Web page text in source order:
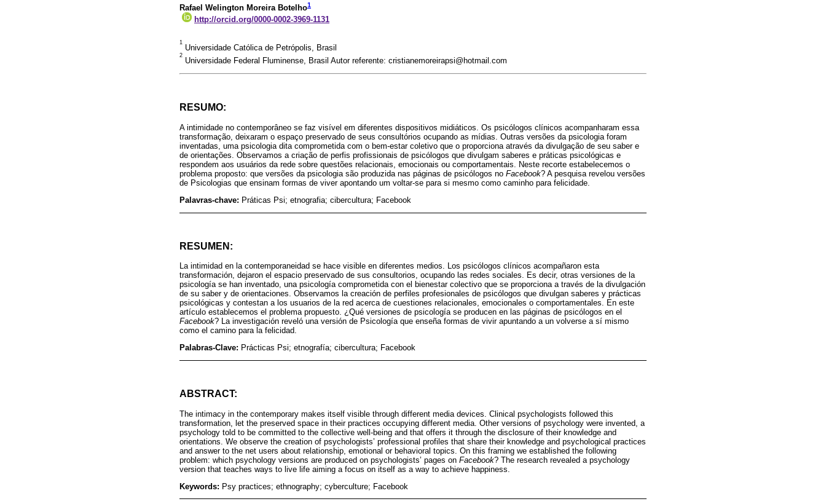
Rafael Welington Moreira Botelho1
http://orcid.org/0000-0002-3969-1131
1
Universidade Católica de Petrópolis, Brasil
2
Universidade Federal Fluminense, Brasil Autor referente: cristianemoreirapsi@hotmail.com
RESUMO:
A intimidade no contemporâneo se faz visível em diferentes dispositivos midiáticos. Os psicólogos clínicos acompanharam essa
transformação, deixaram o espaço preservado de seus consultórios ocupando as mídias. Outras versões da psicologia foram
inventadas, uma psicologia dita comprometida com o bem-estar coletivo que o proporciona através da divulgação de seu saber e
de orientações. Observamos a criação de perfis profissionais de psicólogos que divulgam saberes e práticas psicológicas e
respondem aos usuários da rede sobre questões relacionais, emocionais ou comportamentais. Neste recorte estabelecemos o
problema proposto: que versões da psicologia são produzida nas páginas de psicólogos no Facebook? A pesquisa revelou versões
de Psicologias que ensinam formas de viver apontando um voltar-se para si mesmo como caminho para felicidade.
Palavras-chave: Práticas Psi; etnografia; cibercultura; Facebook
RESUMEN:
La intimidad en la contemporaneidad se hace visible en diferentes medios. Los psicólogos clínicos acompañaron esta
transformación, dejaron el espacio preservado de sus consultorios, ocupando las redes sociales. Es decir, otras versiones de la
psicología se han inventado, una psicología comprometida con el bienestar colectivo que se proporciona a través de la divulgación
de su saber y de orientaciones. Observamos la creación de perfiles profesionales de psicólogos que divulgan saberes y prácticas
psicológicas y contestan a los usuarios de la red acerca de cuestiones relacionales, emocionales o comportamentales. En este
artículo establecemos el problema propuesto. ¿Qué versiones de psicología se producen en las páginas de psicólogos en el
Facebook? La investigación reveló una versión de Psicología que enseña formas de vivir apuntando a un volverse a sí mismo
como el camino para la felicidad.
Palabras-Clave: Prácticas Psi; etnografía; cibercultura; Facebook
ABSTRACT:
The intimacy in the contemporary makes itself visible through different media devices. Clinical psychologists followed this
transformation, let the preserved space in their practices occupying different media. Other versions of psychology were invented, a
psychology told to be committed to the collective well-being and that offers it through the disclosure of their knowledge and
orientations. We observe the creation of psychologists’ professional profiles that share their knowledge and psychological practices
and answer to the net users about relationship, emotional or behavioral topics. On this framing we established the following
problem: which psychology versions are produced on psychologists’ pages on Facebook? The research revealed a psychology
version that teaches ways to live life aiming a focus on itself as a way to achieve happiness.
Keywords: Psy practices; ethnography; cyberculture; Facebook